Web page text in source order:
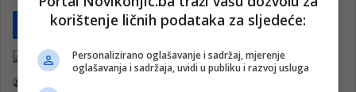
Pročitaj više
Poljoprivreda
korištenje ličnih podataka za sljedeće:
Personalizirano oglašavanje i sadržaj, mjerenje
oglašavanja i sadržaja, uvidi u publiku i razvoj usluga